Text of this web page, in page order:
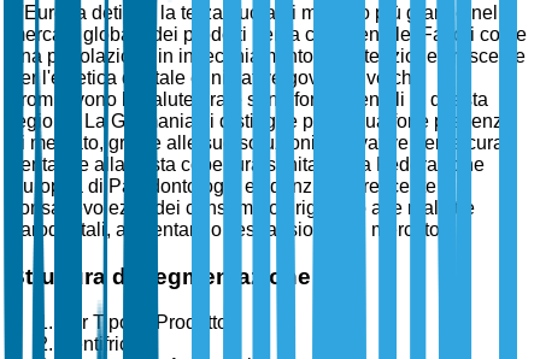
L'Europa detiene la terza quota di mercato più grande nel
mercato globale dei prodotti per la cura dentale. Fattori come
una popolazione in invecchiamento, un'attenzione crescente
per l'estetica dentale e iniziative governative che
promuovono la salute orale sono fondamentali in questa
regione. La Germania si distingue per la sua forte presenza
di mercato, grazie alle sue soluzioni innovative per la cura
dentale e alla vasta copertura sanitaria. La Federazione
Europea di Parodontologia evidenzia la crescente
consapevolezza dei consumatori riguardo alle malattie
parodontali, alimentando l'espansione del mercato.
Struttura di Segmentazione
Per Tipo di Prodotto
Dentifrici